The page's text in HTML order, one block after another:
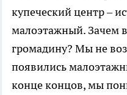
купеческий центр –
малоэтажный. Зачем
громадину? Мы не
появились
конце концов, мы